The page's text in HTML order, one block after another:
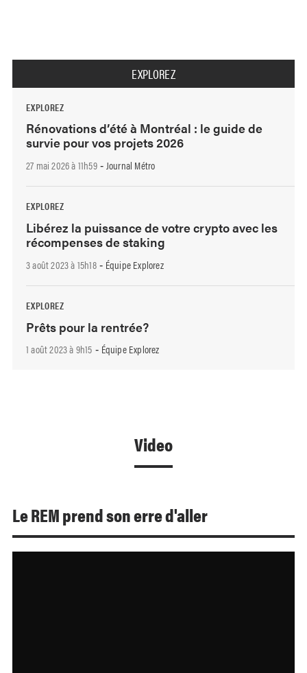
EXPLOREZ
EXPLOREZ
Rénovations d’été à Montréal : le guide de
survie pour vos projets 2026
27 mai 2026 à 11h59- Journal Métro
EXPLOREZ
Libérez la puissance de votre crypto avec les
récompenses de staking
3 août 2023 à 15h18- Équipe Explorez
EXPLOREZ
Prêts pour la rentrée?
1 août 2023 à 9h15 - Équipe Explorez
Video
Le REM prend son erre d'aller